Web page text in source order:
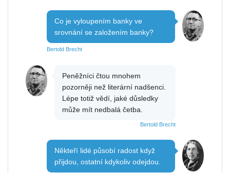
Co je vyloupením banky ve
srovnání se založením banky?
Bertold Brecht
Peněžníci čtou mnohem
pozorněji než literární nadšenci.
Lépe totiž vědí, jaké důsledky
může mít nedbalá četba.
Bertold Brecht
Někteří lidé působí radost když
přijdou, ostatní kdykoliv odejdou.